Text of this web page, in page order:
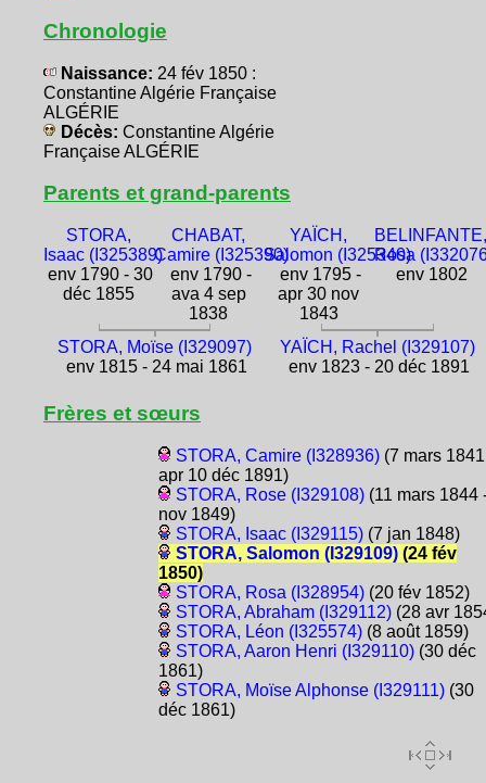
Chronologie
Naissance: 24 fév 1850 :
Constantine Algérie Française
ALGÉRIE
Décès: Constantine Algérie
Française ALGÉRIE
Parents et grand-parents
STORA,
Isaac (I325389)
env 1790 - 30
déc 1855
CHABAT,
Camire (I325390)
env 1790 -
ava 4 sep
1838
YAÏCH,
Salomon (I325340)
env 1795 -
apr 30 nov
1843
BELINFANTE,
Rosa
env 1802
STORA, Moïse (I329097)
env 1815 - 24 mai 1861
YAÏCH, Rachel (I329107)
env 1823 - 20 déc 1891
Frères et sœurs
STORA, Camire (I328936)(7 mars
apr 10 déc 1891)
STORA, Rose (I329108)(11 mars 1844
nov 1849)
STORA, Isaac (I329115)(7 jan 1848)
STORA, Salomon (I329109)(24 fév
1850)
STORA, Rosa (I328954)(20 fév 1852)
STORA, Abraham (I329112)(28 avr
STORA, Léon (I325574)(8 août 1859)
STORA, Aaron Henri (I329110)(30 déc
1861)
STORA, Moïse Alphonse (I329111)(30
déc 1861)